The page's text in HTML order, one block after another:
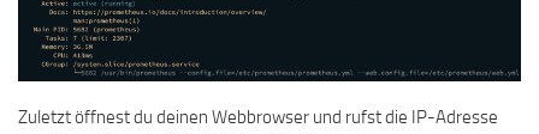
Zuletzt öffnest du deinen Webbrowser und rufst die IP-Adresse